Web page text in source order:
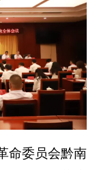
命委员会黔南